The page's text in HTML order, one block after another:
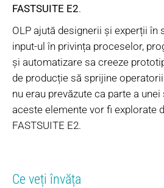
FASTSUITE E2.
OLP ajută designerii și experții în
input-ul în privința proceselor,
și automatizare sa creeze
de producție să sprijine
nu erau prevăzute ca parte a unei
aceste elemente vor fi explorate
FASTSUITE E2.
Ce veți învăța